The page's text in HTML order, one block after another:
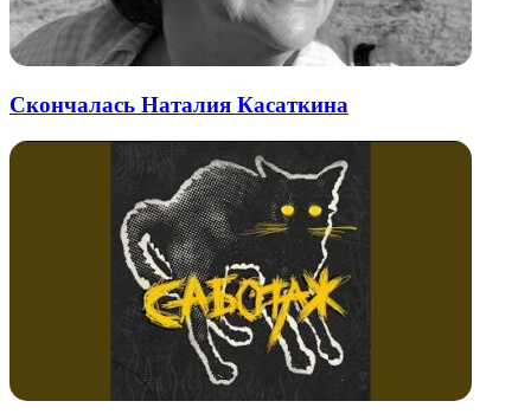
Скончалась Наталия Касаткина